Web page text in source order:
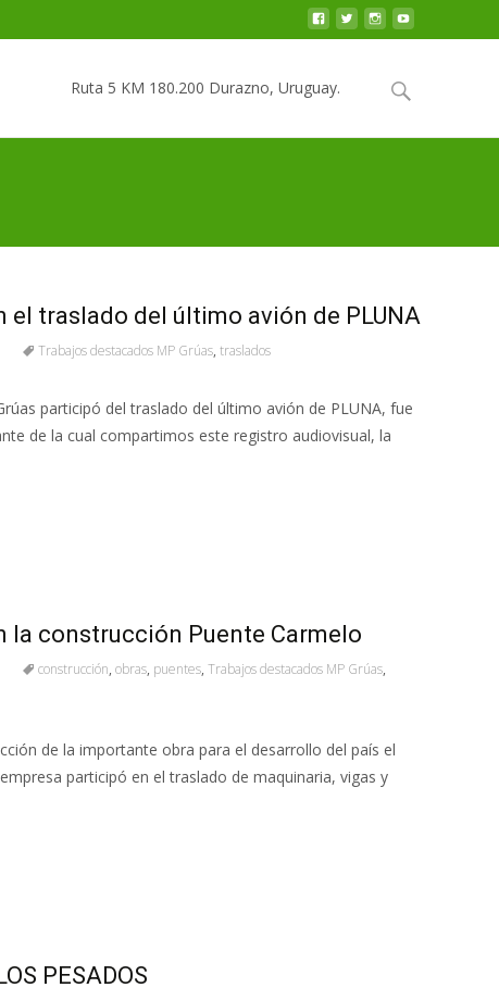
Ruta 5 KM 180.200 Durazno, Uruguay.
Buscar
por:
el traslado del último avión de PLUNA
Trabajos destacados MP Grúas, traslados
participó del traslado del último avión de PLUNA, fue
de la cual compartimos este registro audiovisual, la
la construcción Puente Carmelo
construcción, obras, puentes, Trabajos destacados MP Grúas,
de la importante obra para el desarrollo del país el
participó en el traslado de maquinaria, vigas y
PESADOS